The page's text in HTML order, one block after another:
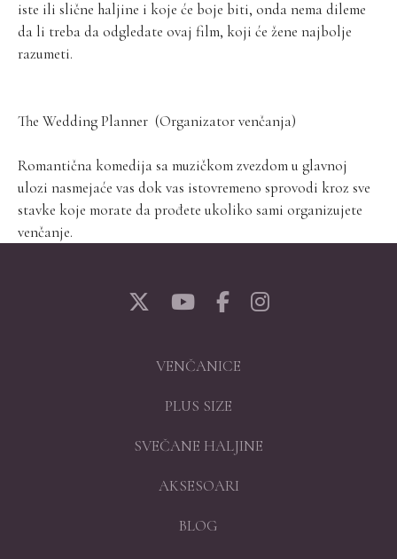
iste ili slične haljine i koje će boje biti, onda nema dileme
da li treba da odgledate ovaj film, koji će žene najbolje
razumeti.
The Wedding Planner (Organizator venčanja)
Romantična komedija sa muzičkom zvezdom u glavnoj
ulozi nasmejaće vas dok vas istovremeno sprovodi kroz sve
stavke koje morate da prođete ukoliko sami organizujete
venčanje.
VENČANICE
PLUS SIZE
SVEČANE HALJINE
AKSESOARI
BLOG